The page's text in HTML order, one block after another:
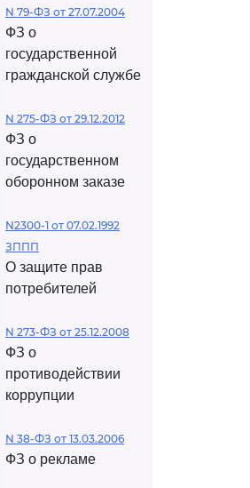
N 79-ФЗ от 27.07.2004
ФЗ о
государственной
гражданской службе
N 275-ФЗ от 29.12.2012
ФЗ о
государственном
оборонном заказе
N2300-1 от 07.02.1992
ЗППП
О защите прав
потребителей
N 273-ФЗ от 25.12.2008
ФЗ о
противодействии
коррупции
N 38-ФЗ от 13.03.2006
ФЗ о рекламе